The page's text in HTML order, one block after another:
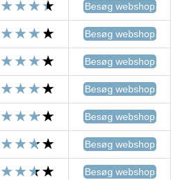
Besøg webshop
Besøg webshop
Besøg webshop
Besøg webshop
Besøg webshop
Besøg webshop
Besøg webshop